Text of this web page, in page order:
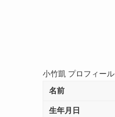
小竹凱 プロフィール
名前
生年月日